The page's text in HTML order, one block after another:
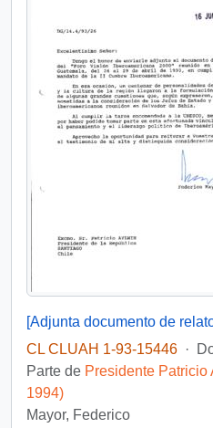
CL CLUAH 1-93-15446 ·
Parte de Presidente Patricio
1994)
Mayor, Federico